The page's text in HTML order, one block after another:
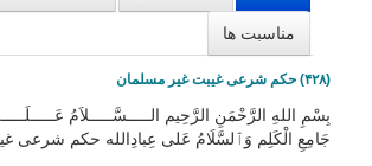
مناسبت ها
بِسْمِ اللهِ الرَّحْمَنِ الرَّحِيم الـــــسَّـــــلاَمُ
جَامِعِ الْكَلِم وَٱلسَّلَامُ عَلی عِبادِالله حکم شرعی